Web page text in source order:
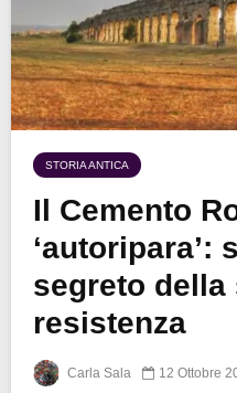
STORIA ANTICA
Il Cemento
‘autoripara’:
segreto
resistenza
Carla Sala 12 Ottobre